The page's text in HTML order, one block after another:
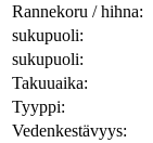
Rannekoru / hihna:
sukupuoli:
sukupuoli:
Takuuaika:
Tyyppi:
Vedenkestävyys: